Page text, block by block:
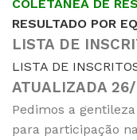
COLETÂNEA DE
RESULTADO POR
LISTA DE
LISTA DE
ATUALIZADA
Pedimos a
para participação